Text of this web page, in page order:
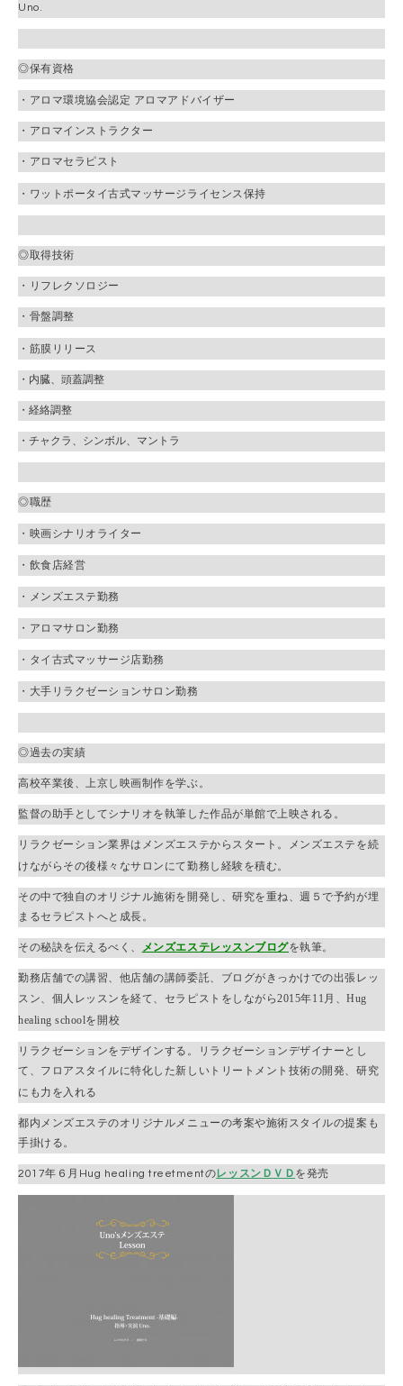
Uno.
◎保有資格
・アロマ環境協会認定 アロマアドバイザー
・アロマインストラクター
・アロマセラピスト
・ワットポータイ古式マッサージライセンス保持
◎取得技術
・リフレクソロジー
・骨盤調整
・筋膜リリース
・内臓、頭蓋調整
・経絡調整
・チャクラ、シンボル、マントラ
◎職歴
・映画シナリオライター
・飲食店経営
・メンズエステ勤務
・アロマサロン勤務
・タイ古式マッサージ店勤務
・大手リラクゼーションサロン勤務
◎過去の実績
高校卒業後、上京し映画制作を学ぶ。
監督の助手としてシナリオを執筆した作品が単館で上映される。
リラクゼーション業界はメンズエステからスタート。メンズエステを続
けながらその後様々なサロンにて勤務し経験を積む。
その中で独自のオリジナル施術を開発し、研究を重ね、週５で予約が埋
まるセラピストへと成長。
その秘訣を伝えるべく、 メンズエステレッスンブログを執筆。
勤務店舗での講習、他店舗の講師委託、ブログがきっかけでの出張レッ
スン、個人レッスンを経て、セラピストをしながら2015年11 月、Hug
healing schoolを開校
リラクゼーションをデザインする。リラクゼーションデザイナーとし
て、フロアスタイルに特化した新しいトリートメント技術の開発、研究
にも力を入れる
都内メンズエステのオリジナルメニューの考案や施術スタイルの提案も
手掛ける。
2017年６月Hug healing treetmentのレッスン ＤＶＤ を発売